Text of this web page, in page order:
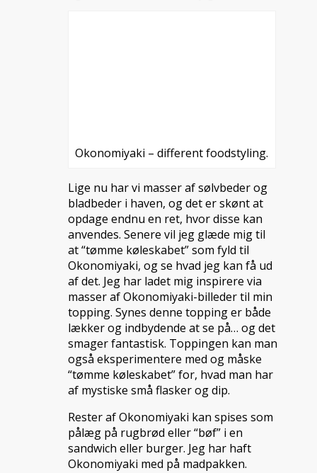
Okonomiyaki – different foodstyling.
Lige nu har vi masser af sølvbeder og
bladbeder i haven, og det er skønt at
opdage endnu en ret, hvor disse kan
anvendes. Senere vil jeg glæde mig til
at “tømme køleskabet” som fyld til
Okonomiyaki, og se hvad jeg kan få ud
af det. Jeg har ladet mig inspirere via
masser af Okonomiyaki-billeder til min
topping. Synes denne topping er både
lækker og indbydende at se på… og det
smager fantastisk. Toppingen kan man
også eksperimentere med og måske
“tømme køleskabet” for, hvad man har
af mystiske små flasker og dip.
Rester af Okonomiyaki kan spises som
pålæg på rugbrød eller “bøf” i en
sandwich eller burger. Jeg har haft
Okonomiyaki med på madpakken.